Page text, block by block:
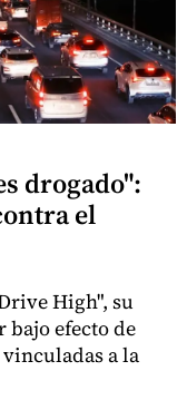
drogado":
el
High", su
efecto de
a la